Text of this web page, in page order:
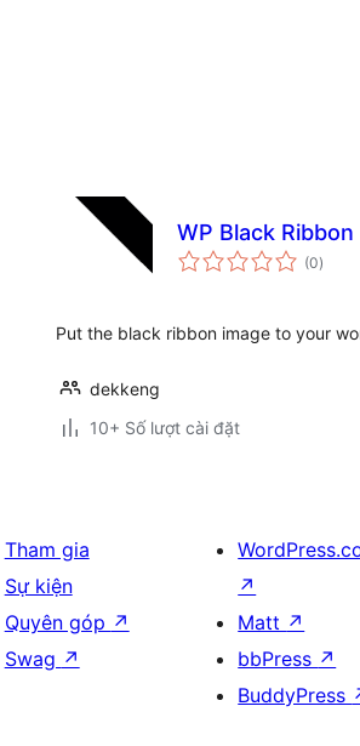
WP Black Ribbon
(0tổng
đánh
)
Put the black ribbon image to your
dekkeng
10+ Số lượt cài đặt
Tham gia
Sự kiện
Quyên góp ↗
Swag ↗
↗
Matt ↗
bbPress ↗
BuddyPress